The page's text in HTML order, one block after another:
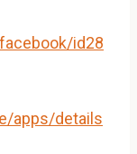
id28
apps/details